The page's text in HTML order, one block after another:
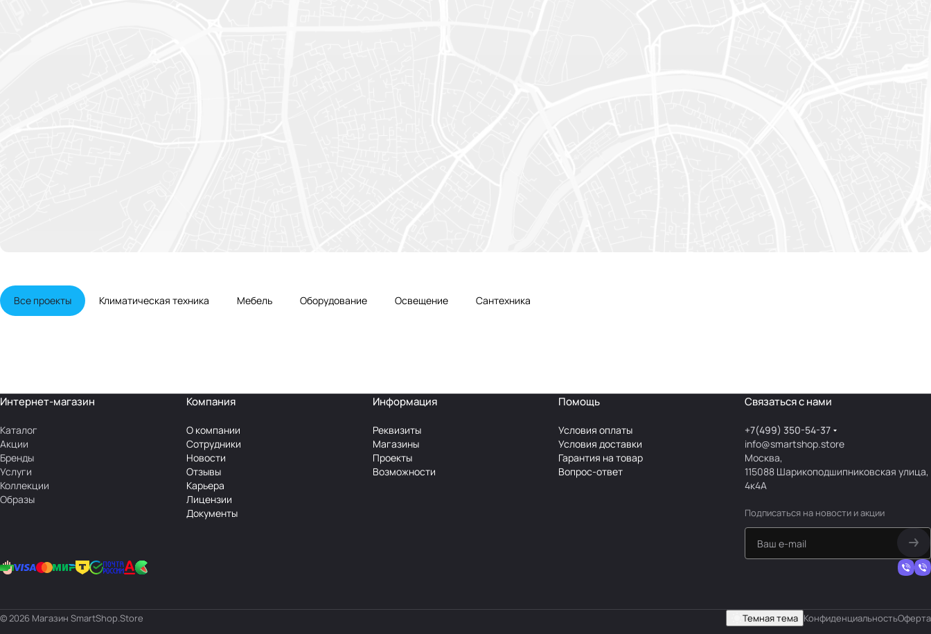
Все проекты Климатическая техника Мебель Оборудование Освещение Сантехника
Интернет-магазин
Каталог
Акции
Бренды
Услуги
Коллекции
Образы
Компания
О компании
Сотрудники
Новости
Отзывы
Карьера
Лицензии
Документы
Информация
Реквизиты
Магазины
Проекты
Возможности
Помощь
Условия оплаты
Условия доставки
Гарантия на товар
Вопрос-ответ
Связаться с нами
+7(499) 350-54-37
info@smartshop.store
Москва,
115088 Шарикоподшипниковская улица,
4к4А
Подписаться на новости и акции
© 2026 Магазин SmartShop.Store Темная тема КонфиденциальностьОферта